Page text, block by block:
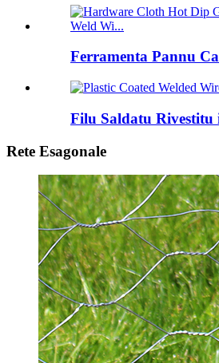
Ferramenta Pannu
Filu Saldatu Rivestitu
Rete Esagonale